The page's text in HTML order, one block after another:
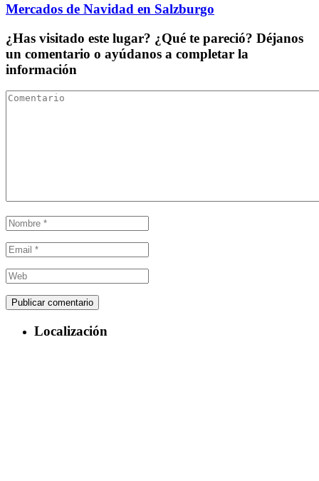
Mercados de Navidad en Salzburgo
¿Has visitado este lugar? ¿Qué te pareció? Déjanos
un comentario o ayúdanos a completar la
información
Localización